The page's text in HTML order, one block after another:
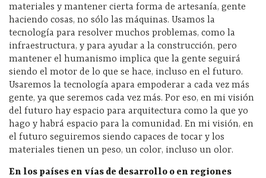
materiales y mantener cierta forma de artesanía, gente
haciendo cosas, no sólo las máquinas. Usamos la
tecnología para resolver muchos problemas, como la
infraestructura, y para ayudar a la construcción, pero
mantener el humanismo implica que la gente seguirá
siendo el motor de lo que se hace, incluso en el futuro.
Usaremos la tecnología apara empoderar a cada vez más
gente, ya que seremos cada vez más. Por eso, en mi visión
del futuro hay espacio para arquitectura como la que yo
hago y habrá espacio para la comunidad. En mi visión, en
el futuro seguiremos siendo capaces de tocar y los
materiales tienen un peso, un color, incluso un olor.
En los países en vías de desarrollo o en regiones